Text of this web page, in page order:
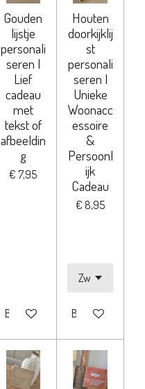
Gouden
lijstje
personali
seren |
Lief
cadeau
met
tekst of
afbeeldin
g
€ 7,95
Bekijk details
Houten
doorkijklij
st
personali
seren |
Unieke
Woonacc
essoire
&
Persoonl
ijk
Cadeau
€ 8,95
Bekijk details